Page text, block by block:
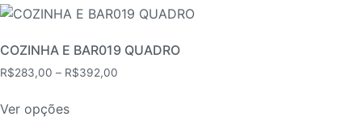
COZINHA E BAR019 QUADRO
R$283,00 – R$392,00
Ver opçõesproduto